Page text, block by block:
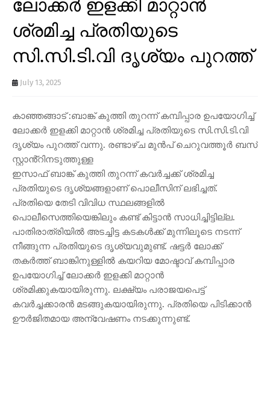
ലോക്കർ ഇളക്കി മാറ്റാൻ
ശ്രമിച്ച പ്രതിയുടെ
സി.സി.ടി.വി ദൃശ്യം പുറത്ത്
July 13, 2025
കാഞ്ഞങ്ങാട് :ബാങ്ക് കുത്തി തുറന്ന് കമ്പിപ്പാര ഉപയോഗിച്ച്
ലോക്കർ ഇളക്കി മാറ്റാൻ ശ്രമിച്ച പ്രതിയുടെ സി.സി.ടി.വി
ദൃശ്യം പുറത്ത് വന്നു. രണ്ടാഴ്ച മുൻപ് ചെറുവത്തൂർ ബസ്
സ്റ്റാൻ്റിനടുത്തുള്ള
ഇസാഫ് ബാങ്ക് കുത്തി തുറന്ന് കവർച്ചക്ക് ശ്രമിച്ച
പ്രതിയുടെ ദൃശ്യങ്ങളാണ് പൊലീസിന് ലഭിച്ചത്.
പ്രതിയെ തേടി വിവിധ സ്ഥലങ്ങളിൽ
പൊലീസെത്തിയെങ്കിലും കണ്ട് കിട്ടാൻ സാധിച്ചിട്ടില്ല.
പാതിരാത്രിയിൽ അടച്ചിട്ട കടകൾക്ക് മുന്നിലൂടെ നടന്ന്
നീങ്ങുന്ന പ്രതിയുടെ ദൃശ്യവുമുണ്ട്. ഷട്ടർ ലോക്ക്
തകർത്ത് ബാങ്കിനുള്ളിൽ കയറിയ മോഷ്ടാവ് കമ്പിപ്പാര
ഉപയോഗിച്ച് ലോക്കർ ഇളക്കി മാറ്റാൻ
ശ്രമിക്കുകയായിരുന്നു. ലക്ഷ്യം പരാജയപെട്ട്
കവർച്ചക്കാരൻ മടങ്ങുകയായിരുന്നു. പ്രതിയെ പിടിക്കാൻ
ഊർജിതമായ അന്വേഷണം നടക്കുന്നുണ്ട്.